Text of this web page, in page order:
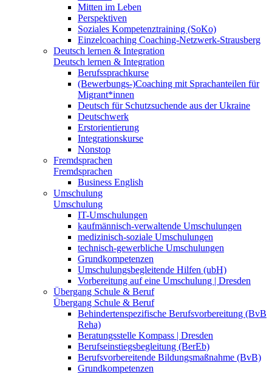
Mitten im Leben
Perspektiven
Soziales Kompetenztraining (SoKo)
Einzelcoaching Coaching-Netzwerk-Strausberg
Deutsch lernen & Integration
Deutsch lernen & Integration
Berufssprachkurse
(Bewerbungs-)Coaching mit Sprachanteilen für
Migrant*innen
Deutsch für Schutzsuchende aus der Ukraine
Deutschwerk
Erstorientierung
Integrationskurse
Nonstop
Fremdsprachen
Fremdsprachen
Business English
Umschulung
Umschulung
IT-Umschulungen
kaufmännisch-verwaltende Umschulungen
medizinisch-soziale Umschulungen
technisch-gewerbliche Umschulungen
Grundkompetenzen
Umschulungsbegleitende Hilfen (ubH)
Vorbereitung auf eine Umschulung | Dresden
Übergang Schule & Beruf
Übergang Schule & Beruf
Behindertenspezifische Berufsvorbereitung (BvB
Reha)
Beratungsstelle Kompass | Dresden
Berufseinstiegsbegleitung (BerEb)
Berufsvorbereitende Bildungsmaßnahme (BvB)
Grundkompetenzen